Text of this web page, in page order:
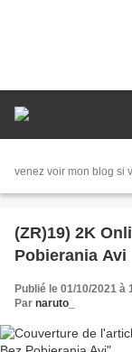
venez voir mon blog si
(ZR)19) 2K
Pobierania Avi
Publié le 01/10/2021 à
Par naruto_